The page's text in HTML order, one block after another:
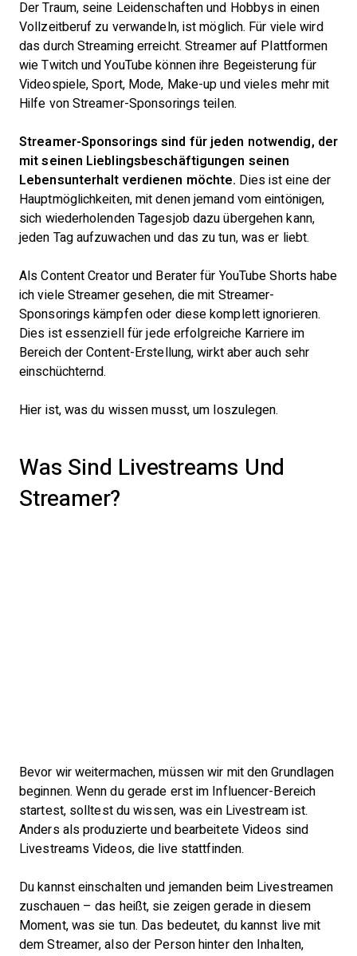
Der Traum, seine Leidenschaften und Hobbys in einen
Vollzeitberuf zu verwandeln, ist möglich. Für viele wird
das durch Streaming erreicht. Streamer auf Plattformen
wie Twitch und YouTube können ihre Begeisterung für
Videospiele, Sport, Mode, Make-up und vieles mehr mit
Hilfe von Streamer-Sponsorings teilen.
Streamer-Sponsorings sind für jeden notwendig, der
mit seinen Lieblingsbeschäftigungen seinen
Lebensunterhalt verdienen möchte. Dies ist eine der
Hauptmöglichkeiten, mit denen jemand vom eintönigen,
sich wiederholenden Tagesjob dazu übergehen kann,
jeden Tag aufzuwachen und das zu tun, was er liebt.
Als Content Creator und Berater für YouTube Shorts habe
ich viele Streamer gesehen, die mit Streamer-
Sponsorings kämpfen oder diese komplett ignorieren.
Dies ist essenziell für jede erfolgreiche Karriere im
Bereich der Content-Erstellung, wirkt aber auch sehr
einschüchternd.
Hier ist, was du wissen musst, um loszulegen.
Was Sind Livestreams Und
Streamer?
Bevor wir weitermachen, müssen wir mit den Grundlagen
beginnen. Wenn du gerade erst im Influencer-Bereich
startest, solltest du wissen, was ein Livestream ist.
Anders als produzierte und bearbeitete Videos sind
Livestreams Videos, die live stattfinden.
Du kannst einschalten und jemanden beim Livestreamen
zuschauen – das heißt, sie zeigen gerade in diesem
Moment, was sie tun. Das bedeutet, du kannst live mit
dem Streamer, also der Person hinter den Inhalten,